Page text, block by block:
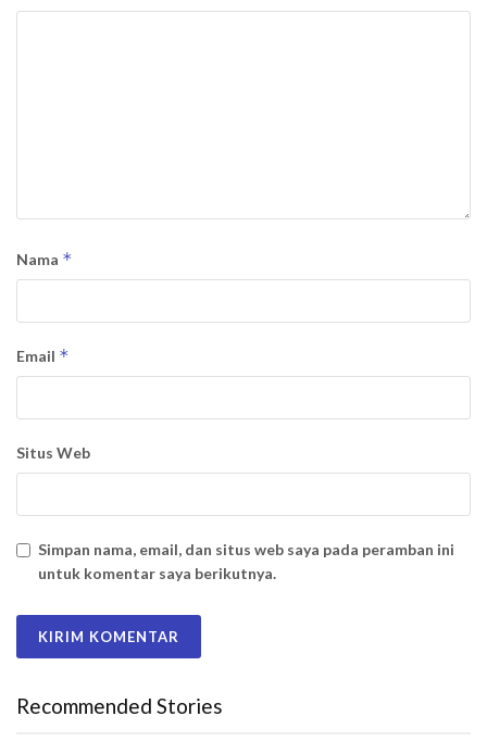
Nama *
Email *
Situs Web
Simpan nama, email, dan situs web saya pada peramban ini
untuk komentar saya berikutnya.
Recommended Stories